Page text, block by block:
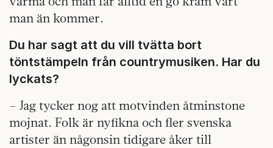
man än kommer.
Du har sagt att du vill tvätta bort
töntstämpeln från countrymusiken. Har du
lyckats?
– Jag tycker nog att motvinden åtminstone
mojnat. Folk är nyfikna och fler svenska
artister än någonsin tidigare åker till